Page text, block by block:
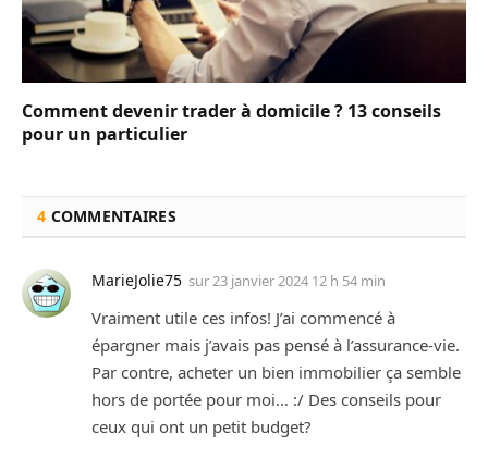
Comment devenir trader à domicile ? 13 conseils
pour un particulier
4 COMMENTAIRES
MarieJolie75 sur23 janvier 2024 12 h 54 min
Vraiment utile ces infos! J’ai commencé à
épargner mais j’avais pas pensé à l’assurance-vie.
Par contre, acheter un bien immobilier ça semble
hors de portée pour moi… :/ Des conseils pour
ceux qui ont un petit budget?